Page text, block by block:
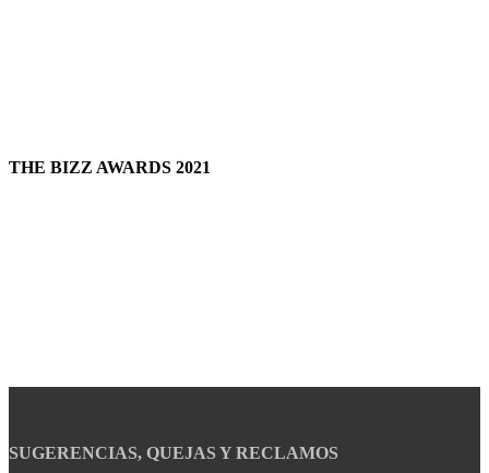
THE BIZZ AWARDS 2021
SUGERENCIAS, QUEJAS Y RECLAMOS